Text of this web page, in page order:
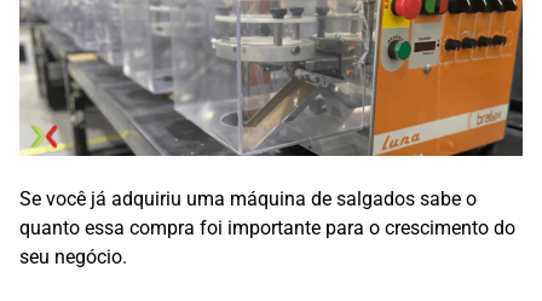
Se você já adquiriu uma máquina de salgados sabe o
quanto essa compra foi importante para o crescimento do
seu negócio.